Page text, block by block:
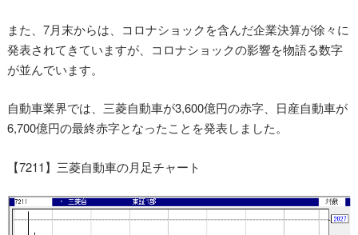
また、7月末からは、コロナショックを含んだ企業決算が徐々に
発表されてきていますが、コロナショックの影響を物語る数字
が並んでいます。
自動車業界では、三菱自動車が3,600億円の赤字、日産自動車が
6,700億円の最終赤字となったことを発表しました。
【7211】三菱自動車の月足チャート